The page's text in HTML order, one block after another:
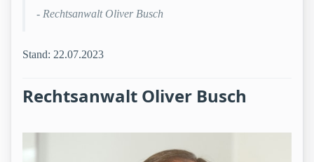
- Rechtsanwalt Oliver Busch
Stand: 22.07.2023
Rechtsanwalt Oliver Busch